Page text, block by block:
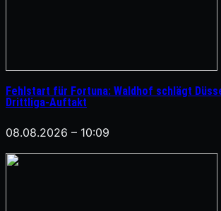
Fehlstart für Fortuna: Waldhof schlägt
Drittliga-Auftakt
08.08.2026 – 10:09